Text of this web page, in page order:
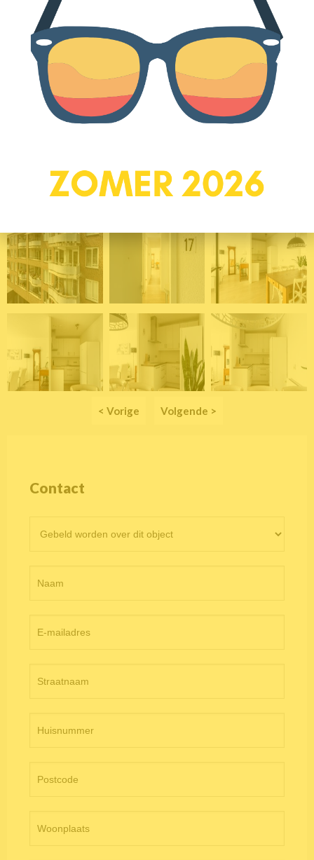
– Eigen parkeerplek in de parkeergarage
– Ruime berging
– Ligging naast winkelcentrum
Schakel?een NVM-aankoopmakelaar in. Een NVM-
aankoopmakelaar komt op voor jouw belang en bespaart je tijd,
geld en zorgen!
< Vorige Volgende >
Contact
objectpagina